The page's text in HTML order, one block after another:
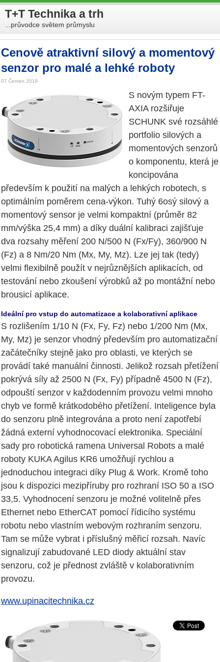
T+T Technika a trh
...průvodce světem průmyslu
Cenově atraktivní silový a momentový
senzor pro malé a lehké roboty
07 Červen 2019
S novým typem FT-
AXIA rozšiřuje
SCHUNK své rozsáhlé
portfolio silových a
momentových senzorů
o komponentu, která je
koncipována
především k použití na malých a lehkých robotech, s
optimálním poměrem cena-výkon. Tuhý 6osý silový a
momentový sensor je velmi kompaktní (průměr 82
mm/výška 25,4 mm) a díky duální kalibraci zajišťuje
dva rozsahy měření 200 N/500 N (Fx/Fy), 360/900 N
(Fz) a 8 Nm/20 Nm (Mx, My, Mz). Lze jej tak (tedy)
velmi flexibilně použít v nejrůznějších aplikacích, od
testování nebo zkoušení výrobků až po montážní nebo
brousicí aplikace.
Ideální pro vstup do automatizace a kolaborativní aplikace
S rozlišením 1/10 N (Fx, Fy, Fz) nebo 1/200 Nm (Mx,
My, Mz) je senzor vhodný především pro automatizační
začátečníky stejně jako pro oblasti, ve kterých se
provádí také manuální činnosti. Jelikož rozsah přetížení
pokrývá síly až 2500 N (Fx, Fy) případně 4500 N (Fz),
odpouští senzor v každodenním provozu velmi mnoho
chyb ve formě krátkodobého přetížení. Inteligence byla
do senzoru plně integrována a proto není zapotřebí
žádná externí vyhodnocovací elektronika. Speciální
sady pro robotická ramena Universal Robots a malé
roboty KUKA Agilus KR6 umožňují rychlou a
jednoduchou integraci díky Plug & Work. Kromě toho
jsou k dispozici mezipříruby pro rozhraní ISO 50 a ISO
33,5. Vyhodnocení senzoru je možné volitelně přes
Ethernet nebo EtherCAT pomocí řídicího systému
robotu nebo vlastním webovým rozhraním senzoru.
Tam se může vybrat i příslušný měřicí rozsah. Navíc
signalizují zabudované LED diody aktuální stav
senzoru, což je přednost zvláště v kolaborativním
provozu.
www.upinacitechnika.cz